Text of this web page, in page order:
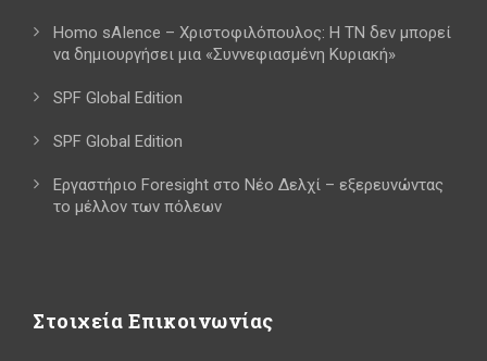
Homo sAIence – Χριστοφιλόπουλος: Η ΤΝ δεν μπορεί
να δημιουργήσει μια «Συννεφιασμένη Κυριακή»
SPF Global Edition
SPF Global Edition
Εργαστήριο Foresight στο Νέο Δελχί – εξερευνώντας
το μέλλον των πόλεων
Στοιχεία Επικοινωνίας